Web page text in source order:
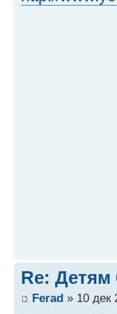
Re: Детям
Ferad » 10 дек